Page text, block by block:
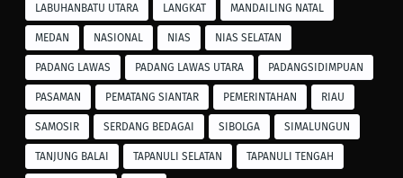
LABUHANBATU UTARA LANGKAT MANDAILING NATAL
MEDAN NASIONAL NIAS NIAS SELATAN
PADANG LAWAS PADANG LAWAS UTARA PADANGSIDIMPUAN
PASAMAN PEMATANG SIANTAR PEMERINTAHAN RIAU
SAMOSIR SERDANG BEDAGAI SIBOLGA SIMALUNGUN
TANJUNG BALAI TAPANULI SELATAN TAPANULI TENGAH